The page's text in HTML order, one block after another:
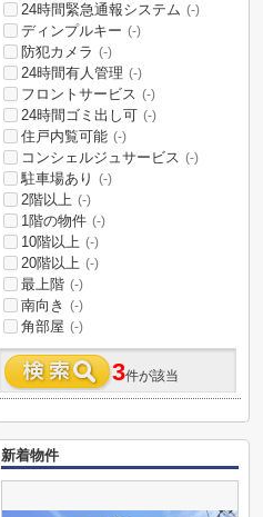
24時間緊急通報システム (-)
ディンプルキー (-)
防犯カメラ (-)
24時間有人管理 (-)
フロントサービス (-)
24時間ゴミ出し可 (-)
住戸内覧可能 (-)
コンシェルジュサービス (-)
駐車場あり (-)
2階以上 (-)
1階の物件 (-)
10階以上 (-)
20階以上 (-)
最上階 (-)
南向き (-)
角部屋 (-)
3件が該当
新着物件